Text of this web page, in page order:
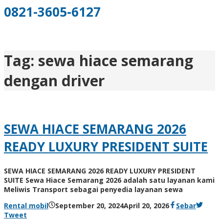
0821-3605-6127
Tag: sewa hiace semarang
dengan driver
SEWA HIACE SEMARANG 2026
READY LUXURY PRESIDENT SUITE
SEWA HIACE SEMARANG 2026 READY LUXURY PRESIDENT
SUITE Sewa Hiace Semarang 2026 adalah satu layanan kami
Meliwis Transport sebagai penyedia layanan sewa
Rental mobil
September 20, 2024April 20, 2026
Sebar
Tweet